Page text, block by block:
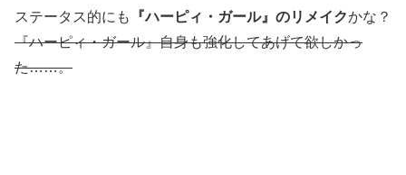
ステータス的にも 『ハーピィ・ガール』のリメイクかな？
『ハーピィ・ガール』自身も強化してあげて欲しかっ
た……。